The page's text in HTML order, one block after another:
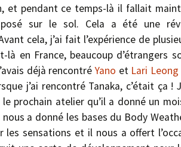
et pendant ce temps-là il fallait
sur le sol. Cela a été une
cela, j’ai fait l’expérience de
là en France, beaucoup d’étrangers
déjà rencontréYano et Lari Leong
j’ai rencontré Tanaka, c’était ça
prochain atelier qu’il a donné un
nous a donné les bases du Body
les sensations et il nous a offert